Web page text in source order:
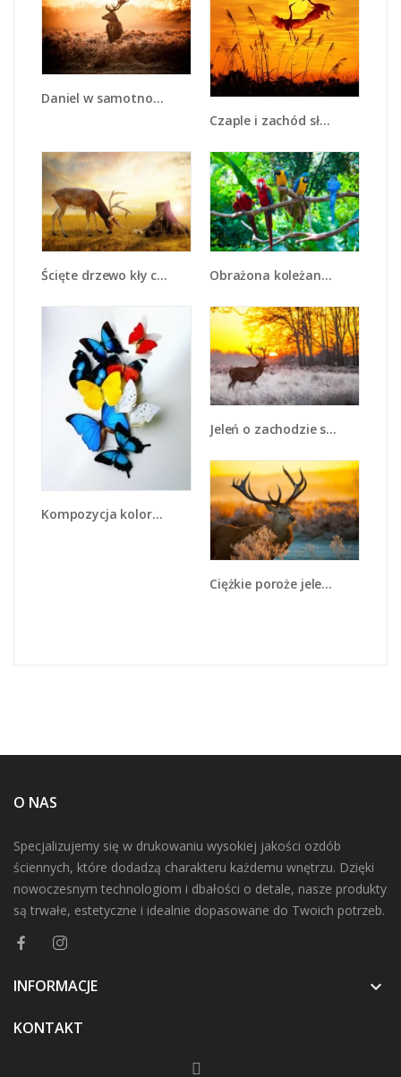
Daniel w samotności - Z337
Czaple i zachód słońca - Z302
Ścięte drzewo kły całe - Z310 Obrażona koleżanka w gronie papug - Z269
Kompozycja kolorowych motyli - Z009
Jeleń o zachodzie słońca - Z164
Ciężkie poroże jelenia - Z165
O NAS
Specjalizujemy się w drukowaniu wysokiej jakości ozdób
ściennych, które dodadzą charakteru każdemu wnętrzu. Dzięki
nowoczesnym technologiom i dbałości o detale, nasze produkty
są trwałe, estetyczne i idealnie dopasowane do Twoich potrzeb.
INFORMACJE 
KONTAKT